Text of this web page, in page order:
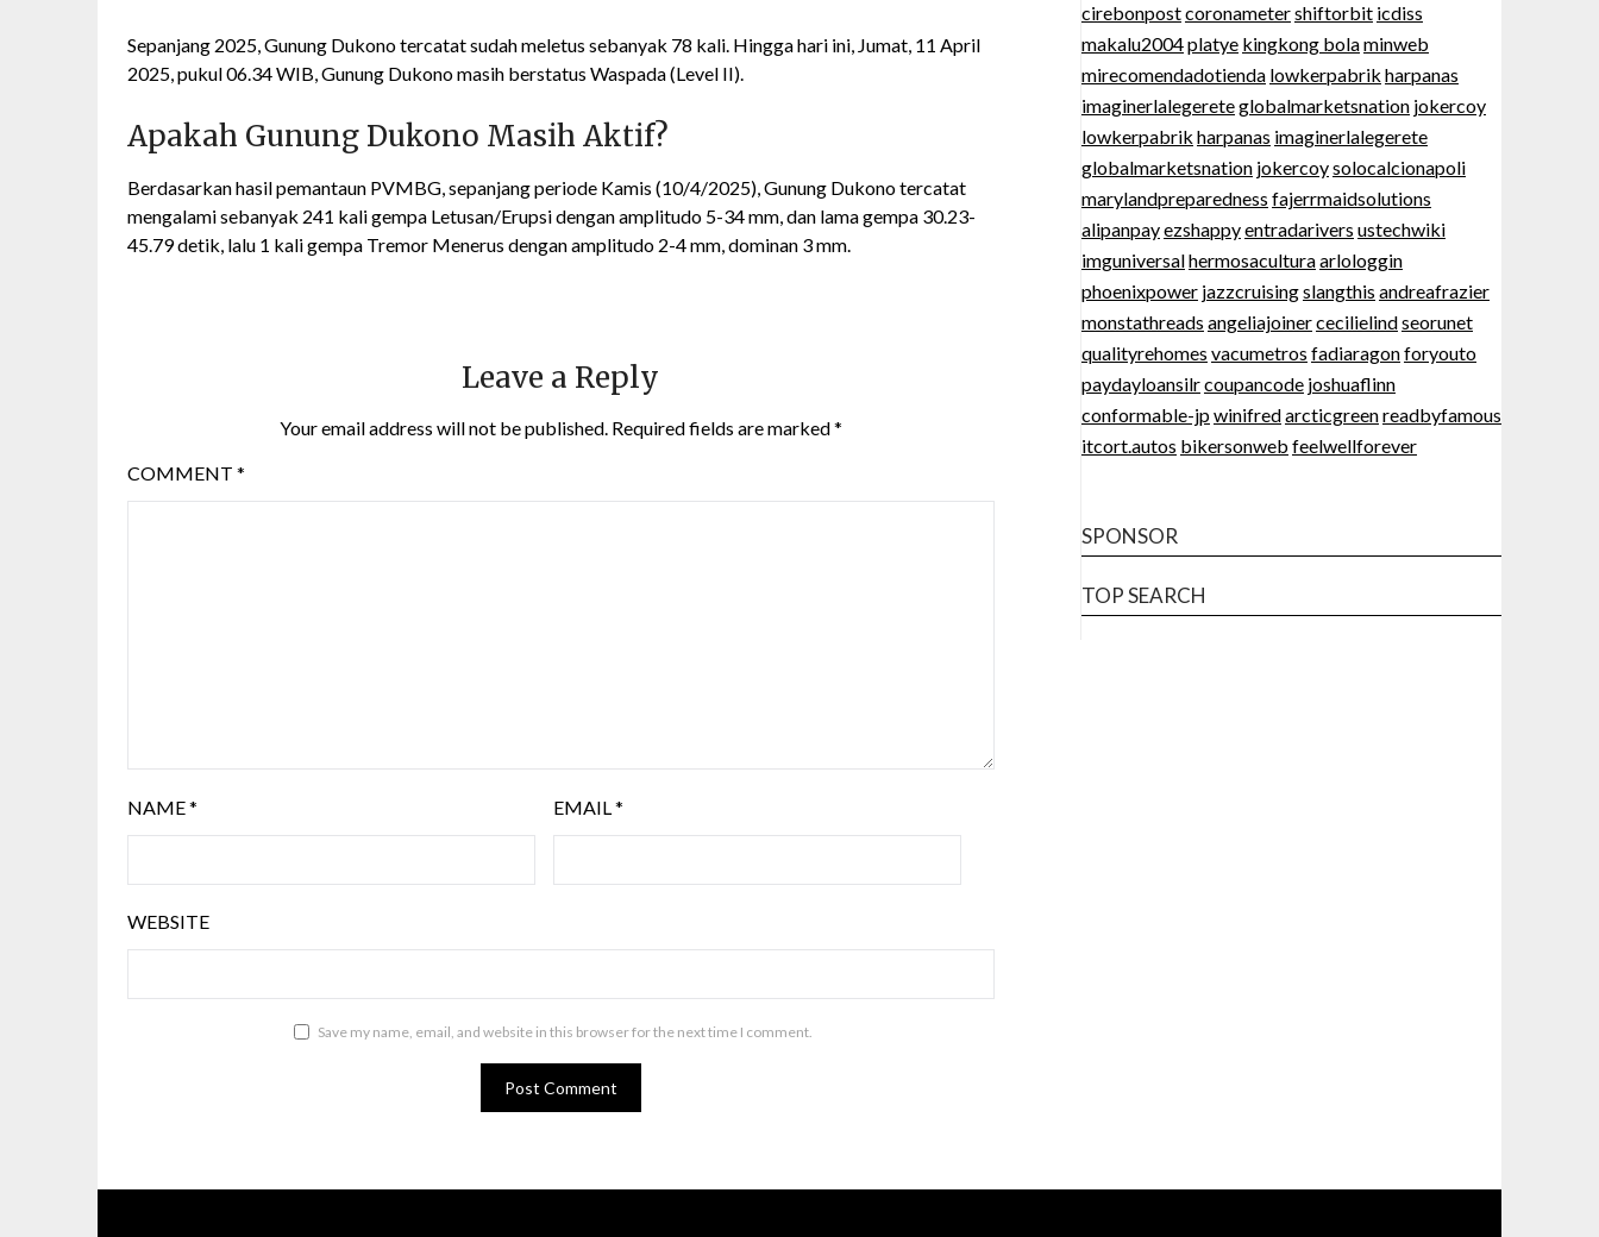
Sepanjang 2025, Gunung Dukono tercatat sudah meletus sebanyak 78 kali. Hingga hari ini, Jumat, 11 April
2025, pukul 06.34 WIB, Gunung Dukono masih berstatus Waspada (Level II).
Apakah Gunung Dukono Masih Aktif?
Berdasarkan hasil pemantaun PVMBG, sepanjang periode Kamis (10/4/2025), Gunung Dukono tercatat
mengalami sebanyak 241 kali gempa Letusan/Erupsi dengan amplitudo 5-34 mm, dan lama gempa 30.23-
45.79 detik, lalu 1 kali gempa Tremor Menerus dengan amplitudo 2-4 mm, dominan 3 mm.
Leave a Reply
Your email address will not be published. Required fields are marked*
COMMENT *
NAME* EMAIL*
WEBSITE
Save my name, email, and website in this browser for the next time I comment.
cirebonpostcoronametershiftorbit icdiss
makalu2004platye kingkong bolaminweb
mirecomendadotienda lowkerpabrik harpanas
imaginerlalegereteglobalmarketsnation jokercoy
lowkerpabrik harpanas imaginerlalegerete
globalmarketsnation jokercoysolocalcionapoli
marylandpreparedness fajerrmaidsolutions
alipanpayezshappyentradarivers ustechwiki
imguniversalhermosaculturaarlologgin
phoenixpower jazzcruisingslangthis andreafrazier
monstathreads angeliajoinercecilielindseorunet
qualityrehomes vacumetros fadiaragonforyouto
paydayloansilrcoupancode joshuaflinn
conformable-jpwinifredarcticgreenreadbyfamous
itcort.autos bikersonweb feelwellforever
SPONSOR
TOP SEARCH